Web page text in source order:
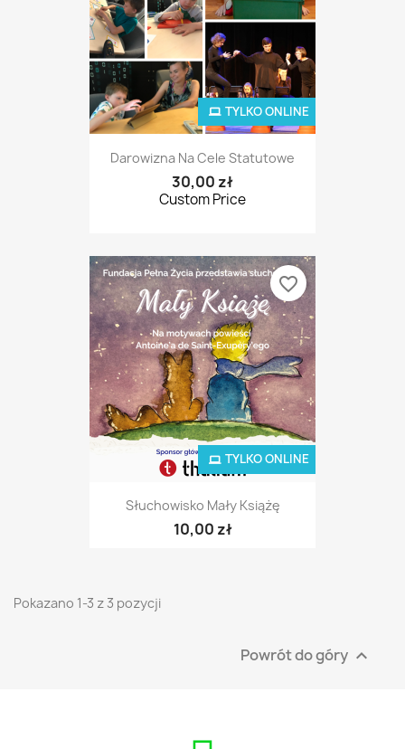
Darowizna Na Cele Statutowe
30,00 zł
Custom Price
TYLKO ONLINE
Słuchowisko Mały Książę
10,00 zł
TYLKO ONLINE
favorite_border
Pokazano 1-3 z 3 pozycji
Powrót do góry 